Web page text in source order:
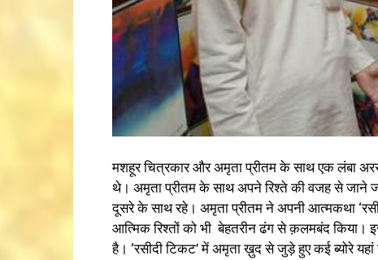
मशहूर चित्रकार और अमृता प्रीतम के साथ एक लंबा
थे। अमृता प्रीतम के साथ अपने रिश्ते की वजह से जाने
दूसरे के साथ रहे। अमृता प्रीतम ने अपनी आत्मकथा
आत्मिक रिश्तों को भी बेहतरीन ढंग से क़लमबंद किया।
है। ‘रसीदी टिकट’ में अमृता ख़ुद से जुड़े हुए कई ब्योरे